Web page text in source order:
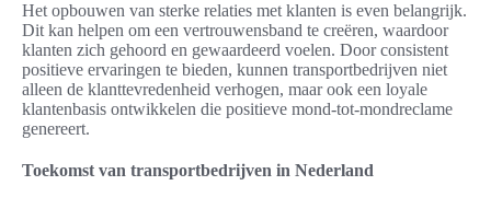
Het opbouwen van sterke relaties met klanten is even belangrijk.
Dit kan helpen om een vertrouwensband te creëren, waardoor
klanten zich gehoord en gewaardeerd voelen. Door consistent
positieve ervaringen te bieden, kunnen transportbedrijven niet
alleen de klanttevredenheid verhogen, maar ook een loyale
klantenbasis ontwikkelen die positieve mond-tot-mondreclame
genereert.
Toekomst van transportbedrijven in Nederland